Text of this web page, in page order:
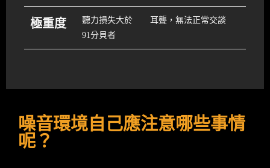
極重度
聽力損失大於
91分貝者
耳聾，無法正常交談
噪音環境自己應注意哪些事情
呢？